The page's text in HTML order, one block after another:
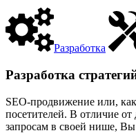
Разработка
Разработка
SEO-продвижение или,
посетителей. В отличие
запросам в своей нише,